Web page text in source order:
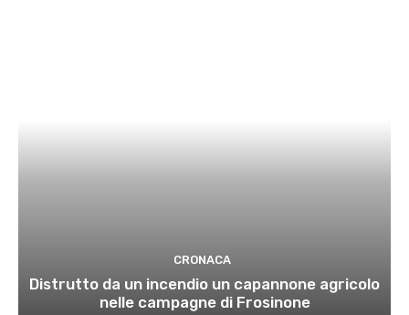
CRONACA
Distrutto da un incendio un capannone agricolo
nelle campagne di Frosinone